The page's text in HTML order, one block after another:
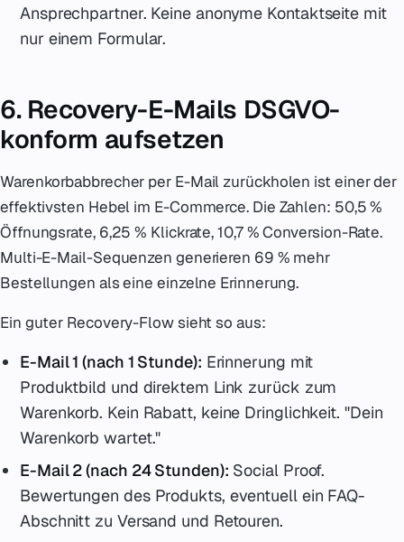
Ansprechpartner. Keine anonyme Kontaktseite mit
nur einem Formular.
6. Recovery-E-Mails DSGVO-
konform aufsetzen
Warenkorbabbrecher per E-Mail zurückholen ist einer der
effektivsten Hebel im E-Commerce. Die Zahlen: 50,5 %
Öffnungsrate, 6,25 % Klickrate, 10,7 % Conversion-Rate.
Multi-E-Mail-Sequenzen generieren 69 % mehr
Bestellungen als eine einzelne Erinnerung.
Ein guter Recovery-Flow sieht so aus:
E-Mail 1 (nach 1 Stunde): Erinnerung mit
Produktbild und direktem Link zurück zum
Warenkorb. Kein Rabatt, keine Dringlichkeit. "Dein
Warenkorb wartet."
E-Mail 2 (nach 24 Stunden): Social Proof.
Bewertungen des Produkts, eventuell ein FAQ-
Abschnitt zu Versand und Retouren.